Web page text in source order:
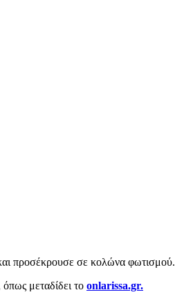
προσέκρουσε σε κολώνα φωτισμού.
μεταδίδει το onlarissa.gr.